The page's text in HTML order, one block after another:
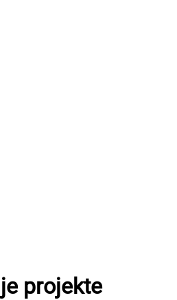
projekte